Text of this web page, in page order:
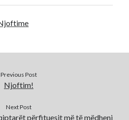
Previous Post
Njoftim!
Next Post
përfituesit më të mëdhenj